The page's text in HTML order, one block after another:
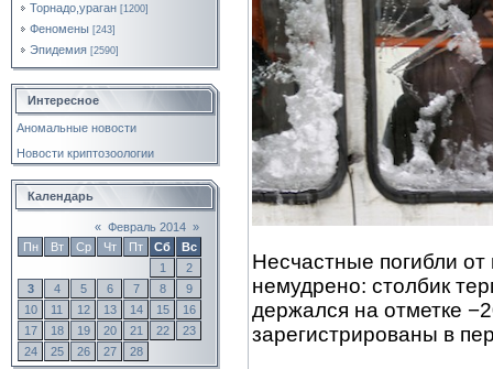
Торнадо,ураган [1200]
Феномены [243]
Эпидемия [2590]
Интересное
Аномальные новости
Новости криптозоологии
Календарь
« Февраль 2014 »
Пн
Вт Ср Чт Пт Сб
Вс
1
2
3
4 5 6 7 8
9
10
11 12 13 14 15
16
17
18 19 20 21 22
23
24
25 26 27 28
Несчастные погибли
немудрено: столбик
держался на отметке
зарегистрированы в